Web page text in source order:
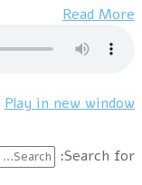
Read More
Play in new window
Search for: